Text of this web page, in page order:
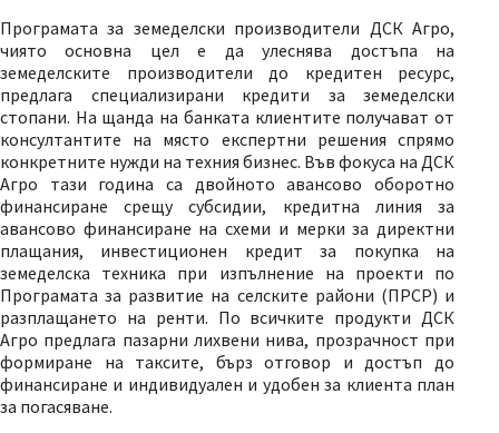
Програмата за земеделски производители ДСК Агро,
чиято основна цел е да улеснява достъпа на
земеделските производители до кредитен ресурс,
предлага специализирани кредити за земеделски
стопани. На щанда на банката клиентите получават от
консултантите на място експертни решения спрямо
конкретните нужди на техния бизнес. Във фокуса на ДСК
Агро тази година са двойното авансово оборотно
финансиране срещу субсидии, кредитна линия за
авансово финансиране на схеми и мерки за директни
плащания, инвестиционен кредит за покупка на
земеделска техника при изпълнение на проекти по
Програмата за развитие на селските райони (ПРСР) и
разплащането на ренти. По всичките продукти ДСК
Агро предлага пазарни лихвeни нива, прозрачност при
формиране на таксите, бърз отговор и достъп до
финансиране и индивидуален и удобен за клиента план
за погасяване.